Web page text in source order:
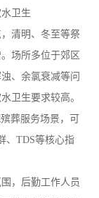
卫生
清明、冬至等祭
场所多位于郊区
、余氯衰减等问
卫生要求较高。
葬服务场景，可
、TDS等核心指
，后勤工作人员